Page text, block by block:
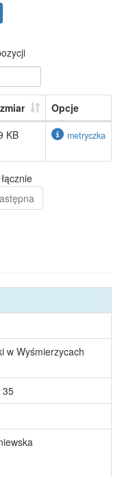
Opcje
KB metryczka
w Wyśmierzycach
35